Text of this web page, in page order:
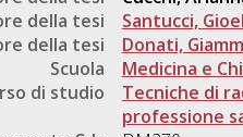
della tesi
Santucci,
della tesi
Donati,
Scuola
Medicina e
di studio
Tecniche di
professione